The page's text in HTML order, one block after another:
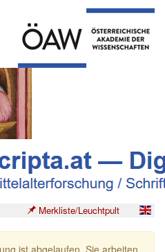
Merkliste/Leuchtpult
ist abgelaufen. Sie arbeiten